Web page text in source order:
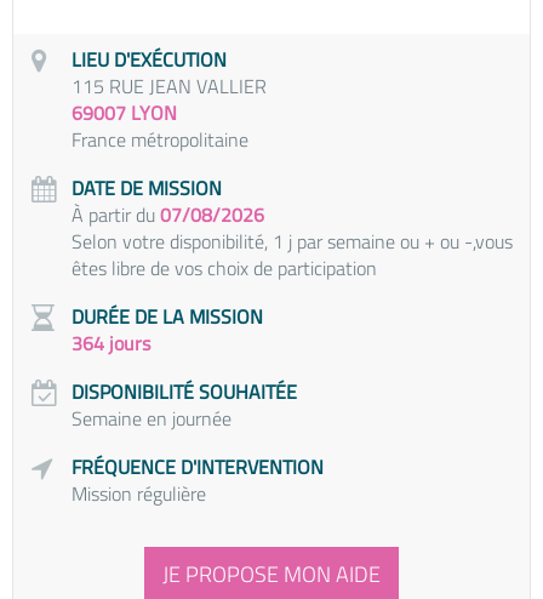
LIEU D'EXÉCUTION
115 RUE JEAN VALLIER
69007 LYON
France métropolitaine
DATE DE MISSION
À partir du07/08/2026
Selon votre disponibilité, 1 j par semaine ou + ou -,vous
êtes libre de vos choix de participation
DURÉE DE LA MISSION
364 jours
DISPONIBILITÉ SOUHAITÉE
Semaine en journée
FRÉQUENCE D'INTERVENTION
Mission régulière
JE PROPOSE MON AIDE